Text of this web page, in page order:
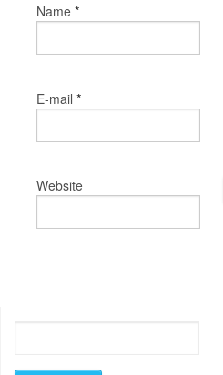
Name *
E-mail *
Website